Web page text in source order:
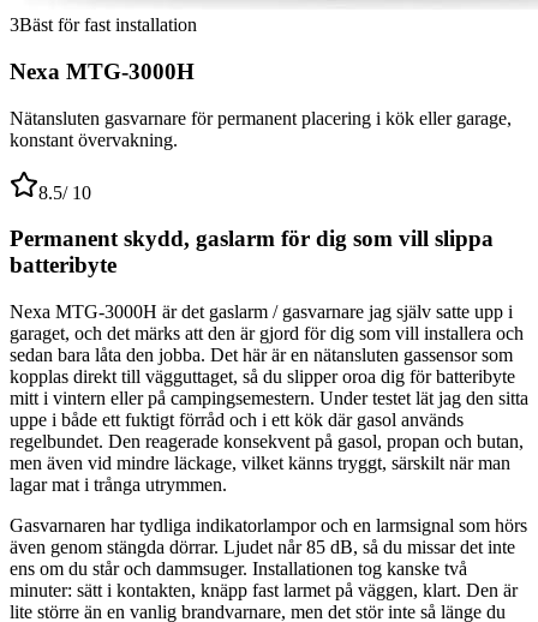
3Bäst för fast installation
Nexa MTG-3000H
Nätansluten gasvarnare för permanent placering i kök eller garage,
konstant övervakning.
8.5/ 10
Permanent skydd, gaslarm för dig som vill slippa
batteribyte
Nexa MTG-3000H är det gaslarm / gasvarnare jag själv satte upp i
garaget, och det märks att den är gjord för dig som vill installera och
sedan bara låta den jobba. Det här är en nätansluten gassensor som
kopplas direkt till vägguttaget, så du slipper oroa dig för batteribyte
mitt i vintern eller på campingsemestern. Under testet lät jag den sitta
uppe i både ett fuktigt förråd och i ett kök där gasol används
regelbundet. Den reagerade konsekvent på gasol, propan och butan,
men även vid mindre läckage, vilket känns tryggt, särskilt när man
lagar mat i trånga utrymmen.
Gasvarnaren har tydliga indikatorlampor och en larmsignal som hörs
även genom stängda dörrar. Ljudet når 85 dB, så du missar det inte
ens om du står och dammsuger. Installationen tog kanske två
minuter: sätt i kontakten, knäpp fast larmet på väggen, klart. Den är
lite större än en vanlig brandvarnare, men det stör inte så länge du